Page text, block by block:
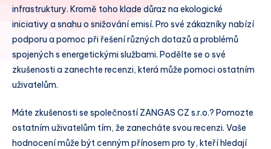
infrastruktury. Kromě toho klade důraz na ekologické
iniciativy a snahu o snižování emisí. Pro své zákazníky nabízí
podporu a pomoc při řešení různých dotazů a problémů
spojených s energetickými službami. Podělte se o své
zkušenosti a zanechte recenzi, která může pomoci ostatním
uživatelům.
Máte zkušenosti se společností ZANGAS CZ s.r.o.? Pomozte
ostatním uživatelům tím, že zanecháte svou recenzi. Vaše
hodnocení může být cenným přínosem pro ty, kteří hledají